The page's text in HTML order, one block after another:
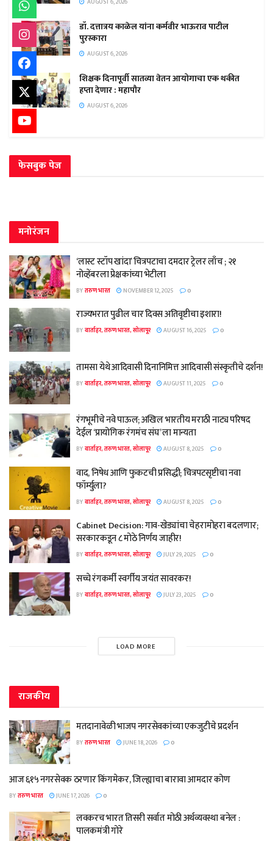
डॉ. दत्तात्रय काळेल यांना कर्मवीर भाऊराव पाटील
पुरस्कारा
AUGUST 6, 2026
शिक्षक दिनापूर्वी सातव्या वेतन आयोगाचा एक थकीत
हप्ता देणार : महापौर
AUGUST 6, 2026
फेसबुक पेज
मनोरंजन
‘लास्ट स्टॉप खांदा’ चित्रपटाचा दमदार ट्रेलर लाँच ; २१
नोव्हेंबरला प्रेक्षकांच्या भेटीला
BYतरुण भारत NOVEMBER 12, 2025 0
राज्यभरात पुढील चार दिवस अतिवृष्टीचा इशारा!
BYवार्ताहर, तरुण भारत, सोलापूर AUGUST 16, 2025 0
तामसा येथे आदिवासी दिनानिमित्त आदिवासी संस्कृतीचे दर्शन!
BYवार्ताहर, तरुण भारत, सोलापूर AUGUST 11, 2025 0
रंगभूमीचे नवे पाऊल; अखिल भारतीय मराठी नाट्य परिषद
देईल ‘प्रायोगिक रंगमंच संघ’ ला मान्यता
BYवार्ताहर, तरुण भारत, सोलापूर AUGUST 8, 2025 0
वाद, निषेध आणि फुकटची प्रसिद्धी; चित्रपटसृष्टीचा नवा
फॉर्म्युला?
BYवार्ताहर, तरुण भारत, सोलापूर AUGUST 8, 2025 0
Cabinet Decision: गाव-खेड्यांचा चेहरामोहरा बदलणार;
सरकारकडून ८ मोठे निर्णय जाहीर!
BYवार्ताहर, तरुण भारत, सोलापूर JULY 29, 2025 0
सच्चे रंगकर्मी स्वर्गीय जयंत सावरकर!
BYवार्ताहर, तरुण भारत, सोलापूर JULY 23, 2025 0
LOAD MORE
राजकीय
मतदानावेळी भाजप नगरसेवकांच्या एकजुटीचे प्रदर्शन
BYतरुण भारत JUNE 18, 2026 0
आज ६१५ नगरसेवक ठरणार किंगमेकर, जिल्ह्याचा बारावा आमदार कोण
BYतरुण भारत JUNE 17, 2026 0
लवकरच भारत तिसरी सर्वात मोठी अर्थव्यवस्था बनेल :
पालकमंत्री गोरे